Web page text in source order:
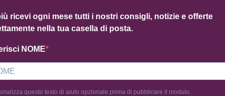
ricevi ogni mese tutti i nostri consigli, notizie e offerte
nella tua casella di posta.
NOME
questo testo di aiuto opzionale prima di pubblicare il modulo.